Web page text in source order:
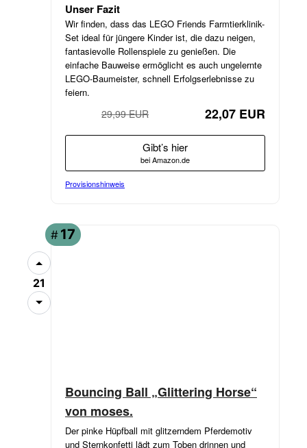
Unser Fazit
Wir finden, dass das LEGO Friends Farmtierklinik-
Set ideal für jüngere Kinder ist, die dazu neigen,
fantasievolle Rollenspiele zu genießen. Die
einfache Bauweise ermöglicht es auch ungelernte
LEGO-Baumeister, schnell Erfolgserlebnisse zu
feiern.
29,99 EUR 22,07 EUR
Gibt’s hier
bei Amazon.de
Provisionshinweis
# 17
21
Bouncing Ball „Glittering Horse“
von moses.
Der pinke Hüpfball mit glitzerndem Pferdemotiv
und Sternkonfetti lädt zum Toben drinnen und